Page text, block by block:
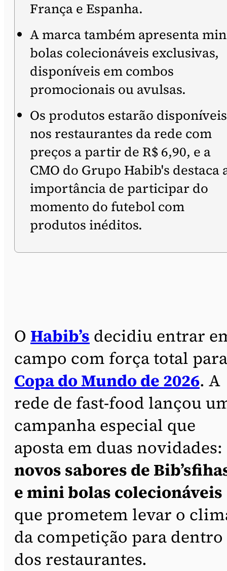
França e Espanha.
A marca também apresenta
bolas colecionáveis exclusivas,
disponíveis em combos
promocionais ou avulsas.
Os produtos estarão disponíveis
nos restaurantes da rede com
preços a partir de R$ 6,90, e a
CMO do Grupo Habib's destaca
importância de participar do
momento do futebol com
produtos inéditos.
O Habib’s decidiu entrar
campo com força total
Copa do Mundo de 2026. A
rede de fast-food lançou
campanha especial que
aposta em duas novidades:
novos sabores de
e mini bolas colecionáveis
que prometem levar o
da competição para dentro
dos restaurantes.